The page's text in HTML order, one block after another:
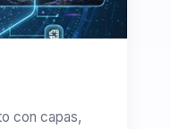
con capas,